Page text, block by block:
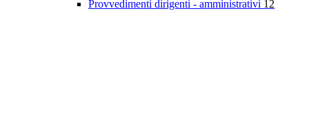
Provvedimenti dirigenti - amministrativi 12